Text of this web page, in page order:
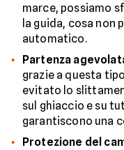
marce, possiamo
la guida, cosa non
automatico.
Partenza
grazie a questa
evitato lo
sul ghiaccio e su
garantiscono una
Protezione del